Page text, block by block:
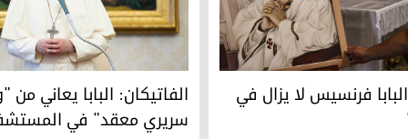
فرنسيس لا يزال في وضع "حرج"
فرنسيس لا يزال في الفاتيكان: البابا يعاني
الفاتيكان: البابا يعاني
سريري معقد" في